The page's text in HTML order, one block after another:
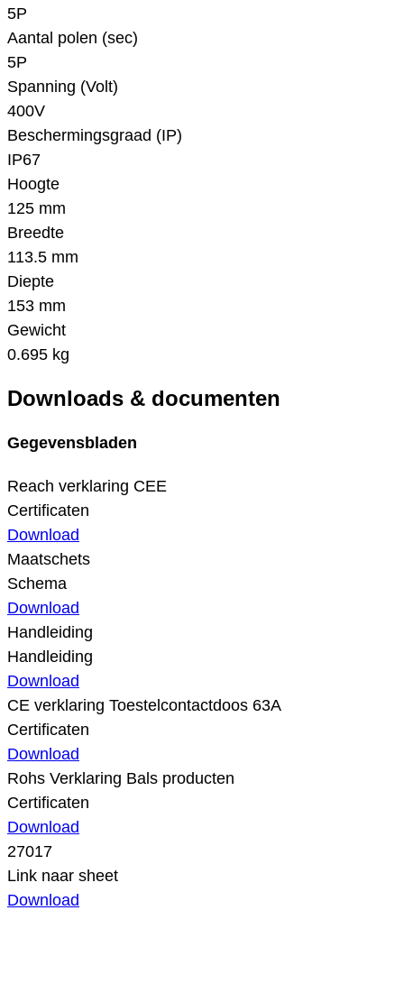
5P
Aantal polen (sec)
5P
Spanning (Volt)
400V
Beschermingsgraad (IP)
IP67
Hoogte
125 mm
Breedte
113.5 mm
Diepte
153 mm
Gewicht
0.695 kg
Downloads & documenten
Gegevensbladen
Reach verklaring CEE
Certificaten
Download
Maatschets
Schema
Download
Handleiding
Handleiding
Download
CE verklaring Toestelcontactdoos 63A
Certificaten
Download
Rohs Verklaring Bals producten
Certificaten
Download
27017
Link naar sheet
Download